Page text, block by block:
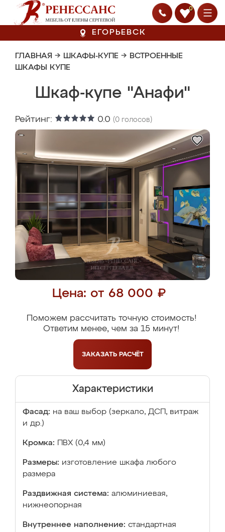
0
ЕГОРЬЕВСК
ГЛАВНАЯ → ШКАФЫ-КУПЕ → ВСТРОЕННЫЕ
ШКАФЫ КУПЕ
Шкаф-купе "Анафи"
Рейтинг: 0.0 (0 голосов)
Цена: от 68 000 ₽
Поможем рассчитать точную стоимость!
Ответим менее, чем за 15 минут!
ЗАКАЗАТЬ РАСЧЁТ
Характеристики
Фасад: на ваш выбор (зеркало, ДСП, витраж
и др.)
Кромка: ПВХ (0,4 мм)
Размеры: изготовление шкафа любого
размера
Раздвижная система: алюминиевая,
нижнеопорная
Внутреннее наполнение: стандартная